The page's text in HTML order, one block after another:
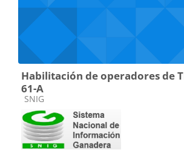
Habilitación de operadores de
61-A
Categoría de cursos
SNIG